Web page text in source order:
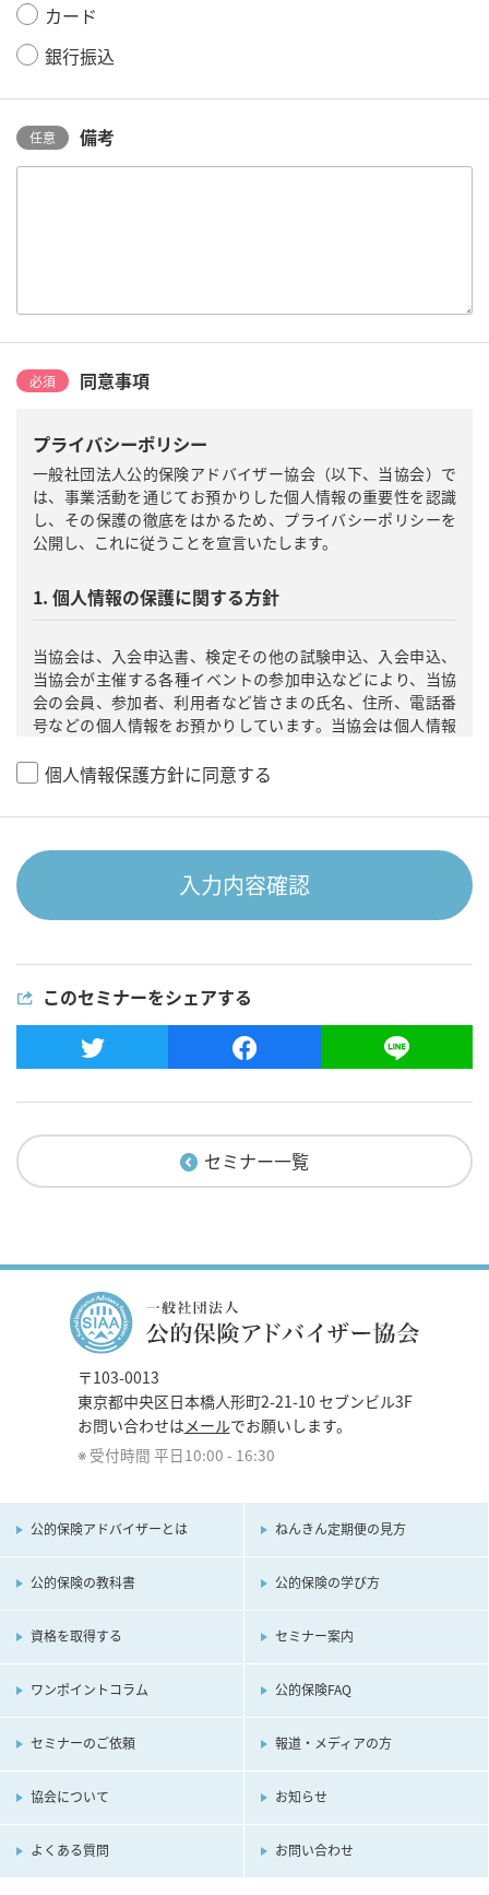
カード
銀行振込
任意 備考
必須 同意事項
プライバシーポリシー
一般社団法人公的保険アドバイザー協会（以下、当協会）で
は、事業活動を通じてお預かりした個人情報の重要性を認識
し、その保護の徹底をはかるため、プライバシーポリシーを
公開し、これに従うことを宣言いたします。
1. 個人情報の保護に関する方針
当協会は、入会申込書、検定その他の試験申込、入会申込、
当協会が主催する各種イベントの参加申込などにより、当協
会の会員、参加者、利用者など皆さまの氏名、住所、電話番
号などの個人情報をお預かりしています。当協会は個人情報
管理規程などを整備し、個人情報の管理の徹底に努めてまい
2. 個人情報の取得および利用目的
を取得する際に、下記以外の利用目的を明示した場合は、そ
の範囲で利用などさせていただきます。
最新情報や各種セミナー等のご案内のため
Web認定証、専用サイト、会費決済、諸手続きなどの会員
管理のため
機関誌、案内状など印刷物または電子メールの発送のため
本人からの照会、問い合わせによる連絡、回答などのため
当協会は、ご提供いただいた個人情報の適切な管理に努め、
上記利用目的の達成に必要な範囲内において業務委託先へ提
供する場合、および次のいずれかに該当する場合を除き、個
人情報を第三者へ開示または提供することはいたしません。
また、個人情報を業務委託先に提供する場合においては、業
務委託先に対し必要かつ適切な監督を行ってまいります。
統計的なデータなど本人を識別することができない状態で
人の生命、身体または財産の保護のために必要がある場合
であって、本人の同意を得ることが困難である場合
国または地方公共団体などが公的な事務を実施するうえ
ことにより当該事務の遂行に支障をおよぼすおそれがある
場合
4. 個人情報の開示・訂正・利用停止など
が所有しているご自身の個人情報の開示・訂正・利用停止の
申出があった場合は、適切に対処してまいります。また、保
有の必要がなくなった個人情報については、速やかに消去ま
たは廃棄いたします。
個人情報保護方針に同意する
入力内容確認
このセミナーをシェアする
セミナー一覧
〒103-0013
東京都中央区日本橋人形町2-21-10 セブンビル3F
お問い合わせはメールでお願いします。
受付時間 平日10:00 - 16:30
公的保険アドバイザーとは ねんきん定期便の見方
公的保険の教科書 公的保険の学び方
資格を取得する セミナー案内
ワンポイントコラム 公的保険FAQ
セミナーのご依頼 報道・メディアの方
協会について お知らせ
よくある質問 お問い合わせ